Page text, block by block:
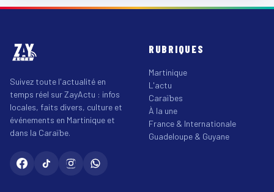
Suivez toute l'actualité en
temps réel sur ZayActu : infos
locales, faits divers, culture et
événements en Martinique et
dans la Caraïbe.
RUBRIQUES
Martinique
L'actu
Caraïbes
À la une
France & Internationale
Guadeloupe & Guyane